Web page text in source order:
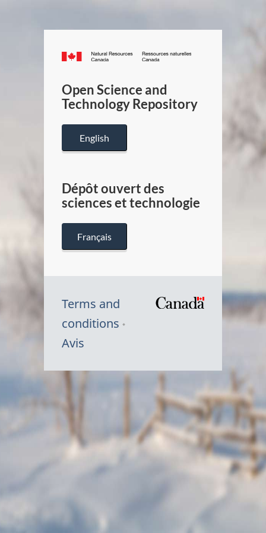
Canada.ca
/
Canada
Open Science and
Technology Repository
English
Dépôt ouvert des
sciences et technologie
Français
Terms and
conditions
Avis
Symbole
Canada